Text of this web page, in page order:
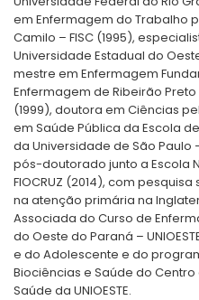
em Enfermagem do Trabalho
Camilo – FISC (1995),
Universidade Estadual do
mestre em Enfermagem
Enfermagem de Ribeirão
(1999), doutora em Ciências
em Saúde Pública da Escola
da Universidade de São Paulo
pós-doutorado junto a Escola
FIOCRUZ (2014), com
na atenção primária na
Associada do Curso de
do Oeste do Paraná –
e do Adolescente e do
Biociências e Saúde do
Saúde da UNIOESTE.